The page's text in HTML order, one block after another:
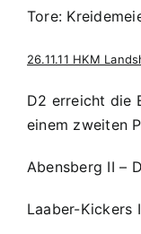
Tore:
26.11.11 HKM
D2 erreicht die
einem zweiten
Abensberg II –
Laaber-Kickers